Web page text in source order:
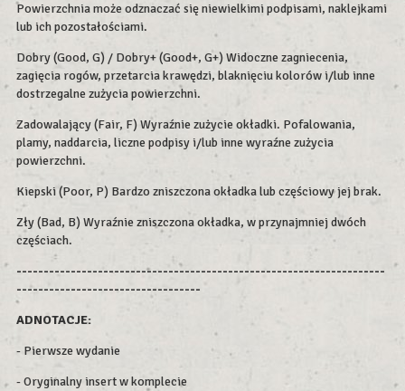
Powierzchnia może odznaczać się niewielkimi podpisami, naklejkami
lub ich pozostałościami.
Dobry (Good, G) / Dobry+ (Good+, G+) Widoczne zagniecenia,
zagięcia rogów, przetarcia krawędzi, blaknięciu kolorów i/lub inne
dostrzegalne zużycia powierzchni.
Zadowalający (Fair, F) Wyraźnie zużycie okładki. Pofalowania,
plamy, naddarcia, liczne podpisy i/lub inne wyraźne zużycia
powierzchni.
Kiepski (Poor, P) Bardzo zniszczona okładka lub częściowy jej brak.
Zły (Bad, B) Wyraźnie zniszczona okładka, w przynajmniej dwóch
częściach.
--------------------------------------------------------------------
----------------------------------
ADNOTACJE:
- Pierwsze wydanie
- Oryginalny insert w komplecie